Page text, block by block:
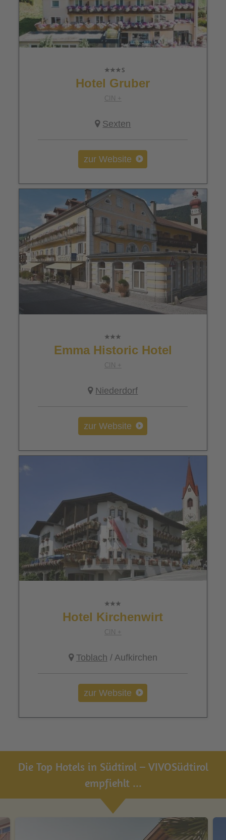
Hotel Gruber
CIN +
Sexten
zur Website
Emma Historic Hotel
CIN +
Niederdorf
zur Website
Hotel Kirchenwirt
CIN +
Toblach / Aufkirchen
zur Website
Die Top Hotels in Südtirol – VIVOSüdtirol
empfiehlt ...